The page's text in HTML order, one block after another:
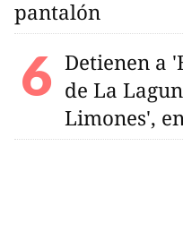
pantalón
Detienen a
de La
Limones',